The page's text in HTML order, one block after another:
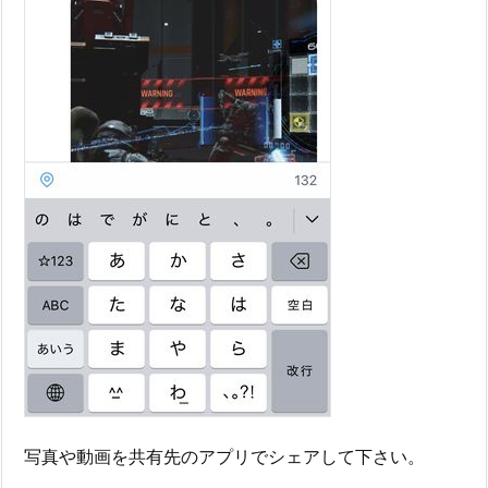
写真や動画を共有先のアプリでシェアして下さい。